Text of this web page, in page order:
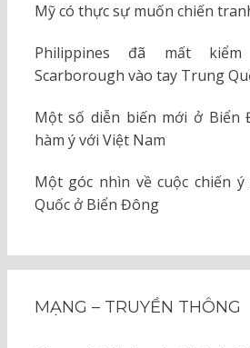
Mỹ có thực sự muốn chiến
Philippines đã mất
Scarborough vào tay Trung
Một số diễn biến mới ở Biển
hàm ý với Việt Nam
Một góc nhìn về cuộc chiến
Quốc ở Biển Đông
MẠNG – TRUYỀN THÔNG